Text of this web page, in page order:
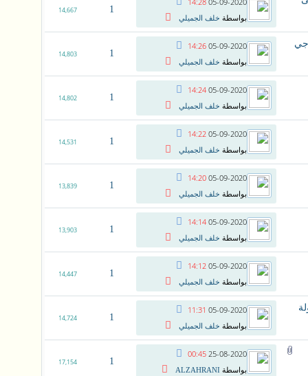
بواسطة خلف الجميلي
1
14,667
05-09-2020
14:26
بواسطة خلف الجميلي
1
14,803
05-09-2020
14:24
بواسطة خلف الجميلي
1
14,802
05-09-2020
14:22
بواسطة خلف الجميلي
1
14,531
05-09-2020
14:20
بواسطة خلف الجميلي
1
13,839
05-09-2020
14:14
بواسطة خلف الجميلي
1
13,903
05-09-2020
14:12
بواسطة خلف الجميلي
1
14,447
05-09-2020
11:31
بواسطة خلف الجميلي
1
14,724
25-08-2020
00:45
بواسطة ALZAHRANI
1
17,154